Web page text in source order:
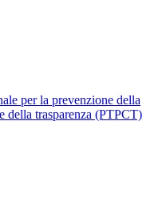
per la prevenzione della
della trasparenza (PTPCT)